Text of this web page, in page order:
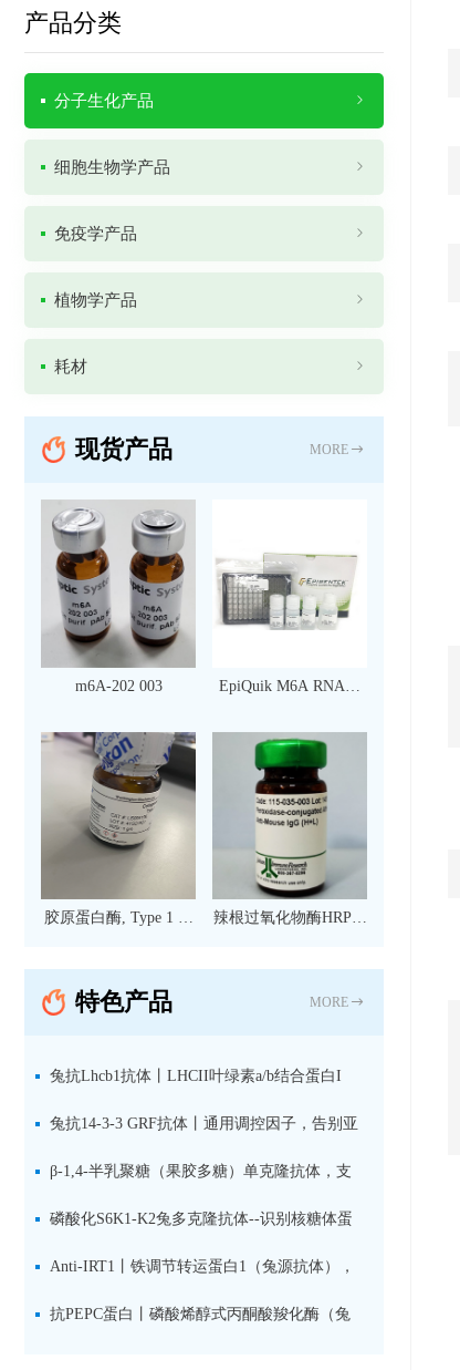
产品分类
分子生化产品
细胞生物学产品
免疫学产品
植物学产品
耗材
现货产品 MORE
m6A-202 003
EpiQuik M6A RNA甲
（比色法）（96 次）
胶原蛋白酶, Type 1 现
辣根过氧化物酶HRP标
IgG（H+L）二抗 现货
特色产品 MORE
兔抗Lhcb1抗体丨LHCII叶绿素a/b结合蛋白I
型：专检LHCII中含量丰富的捕光蛋白
兔抗14-3-3 GRF抗体丨通用调控因子，告别亚
型选择难题，全面捕获植物信号转导枢纽蛋白
β-1,4-半乳聚糖（果胶多糖）单克隆抗体，支
持植物细胞壁果胶多糖精细结构解析
磷酸化S6K1-K2兔多克隆抗体--识别核糖体蛋
白S6激酶同源蛋白1-2的激活状态
Anti-IRT1丨铁调节转运蛋白1（兔源抗体），
植物铁吸收与微量元素代谢研究的关键工具
抗PEPC蛋白丨磷酸烯醇式丙酮酸羧化酶（兔